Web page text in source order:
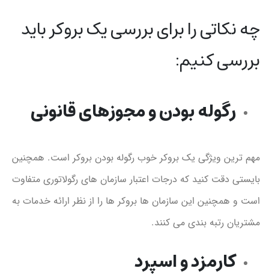
چه نکاتی را برای بررسی یک بروکر باید
بررسی کنیم:
رگوله بودن و مجوزهای قانونی
مهم ترین ویژگی یک بروکر خوب رگوله بودن بروکر است. همچنین
بایستی دقت کنید که درجات اعتبار سازمان های رگولاتوری متفاوت
است و همچنین این سازمان ها بروکر ها را از نظر ارائه خدمات به
مشتریان رتبه بندی می کنند.
کارمزد و اسپرد